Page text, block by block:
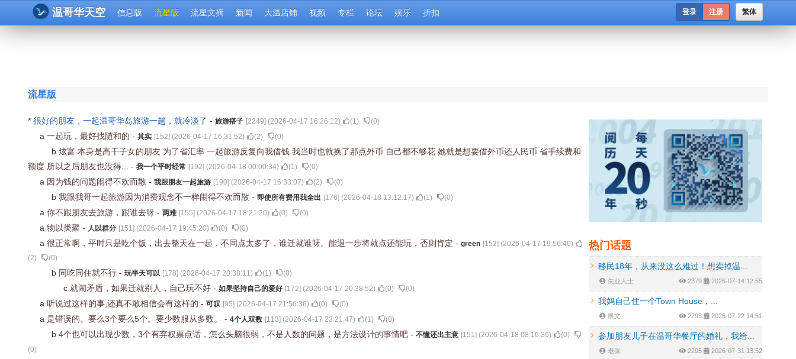
温哥华天空 信息版 流星版 流星文摘 新闻 大温店铺 视频 专栏 论坛 娱乐 折扣 繁体
登录 注册
流星版
* 很好的朋友，一起温哥华岛旅游一趟，就冷淡了 - 旅游搭子 [2249] (2026-04-17 16:26:12) (1) (0)
a 一起玩，最好找随和的 - 其实 [152] (2026-04-17 16:31:52) (2) (0)
b 炫富 本身是高干子女的朋友 为了省汇率 一起旅游反复向我借钱 我当时也就换了那点外币 自己都不够花 她就是想要借外币还人民币 省手续费和
额度 所以之后朋友也没得... - 我一个平时经常 [192] (2026-04-18 00:00:34) (1) (0)
a 因为钱的问题闹得不欢而散 - 我跟朋友一起旅游 [190] (2026-04-17 16:33:07) (2) (0)
b 我跟我哥一起旅游因为消费观念不一样闹得不欢而散 - 即使所有费用我全出 [176] (2026-04-18 13:12:17) (1) (0)
a 你不跟朋友去旅游，跟谁去呀 - 两难 [155] (2026-04-17 18:21:20) (0) (0)
a 物以类聚 - 人以群分 [151] (2026-04-17 19:45:20) (0) (0)
a 很正常啊，平时只是吃个饭，出去整天在一起，不同点太多了，谁迁就谁呀。能退一步将就点还能玩，否则肯定 - green [152] (2026-04-17 19:56:40)
(2) (0)
b 同吃同住就不行 - 玩半天可以 [178] (2026-04-17 20:38:11) (1) (0)
c 就闹矛盾，如果迁就别人，自己玩不好 - 如果坚持自己的爱好 [172] (2026-04-17 20:38:52) (0) (0)
a 听说过这样的事,还真不敢相信会有这样的 - 可叹 [95] (2026-04-17 21:56:36) (0) (0)
a 是错误的。要么3个要么5个。要少数服从多数。 - 4个人双数 [113] (2026-04-17 23:21:47) (1) (0)
b 4个也可以出现少数，3个有弃权票点话，怎么头脑很弱，不是人数的问题，是方法设计的事情吧 - 不懂还出主意 [151] (2026-04-18 08:16:36) (0)
(0)
热门话题
移民18年，从来没这么难过！想卖掉温...
失业人士 2379 2026-07-14 12:55
我妈自己住一个Town House，...
凯文 2293 2026-07-22 14:51
参加朋友儿子在温哥华餐厅的婚礼，我给...
老张 2205 2026-07-31 13:52